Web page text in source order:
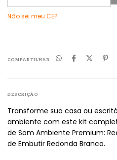
Não sei meu CEP
COMPARTILHAR
DESCRIÇÃO
Transforme sua casa ou
ambiente com este kit
de Som Ambiente Premium:
de Embutir Redonda Branca.